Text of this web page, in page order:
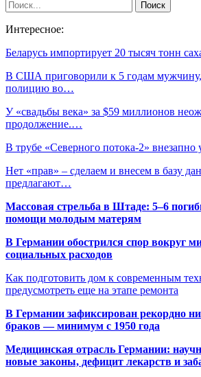
Интересное:
Беларусь импортирует 20 тысяч тонн
В США приговорили к 5 годам мужчину,
полицию во…
У «свадьбы века» за $59 миллионов
продолжение.…
В трубе «Северного потока-2»
Нет «прав» – сделаем и внесем в базу
предлагают…
Массовая стрельба в Штаде: 5–6
помощи молодым матерям
В Германии обострился спор вокруг
социальных расходов
Как подготовить дом к современным
предусмотреть еще на этапе ремонта
В Германии зафиксирован рекордно
браков — минимум с 1950 года
Медицинская отрасль Германии:
новые законы, дефицит лекарств и